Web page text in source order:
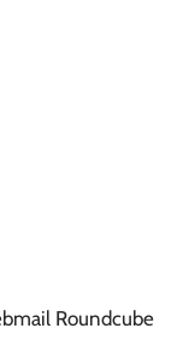
Roundcube